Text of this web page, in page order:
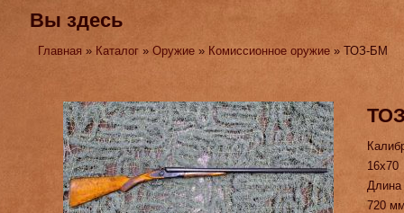
Вы здесь
Главная » Каталог »Оружие » Комиссионное оружие » ТОЗ-БМ
16х70
720